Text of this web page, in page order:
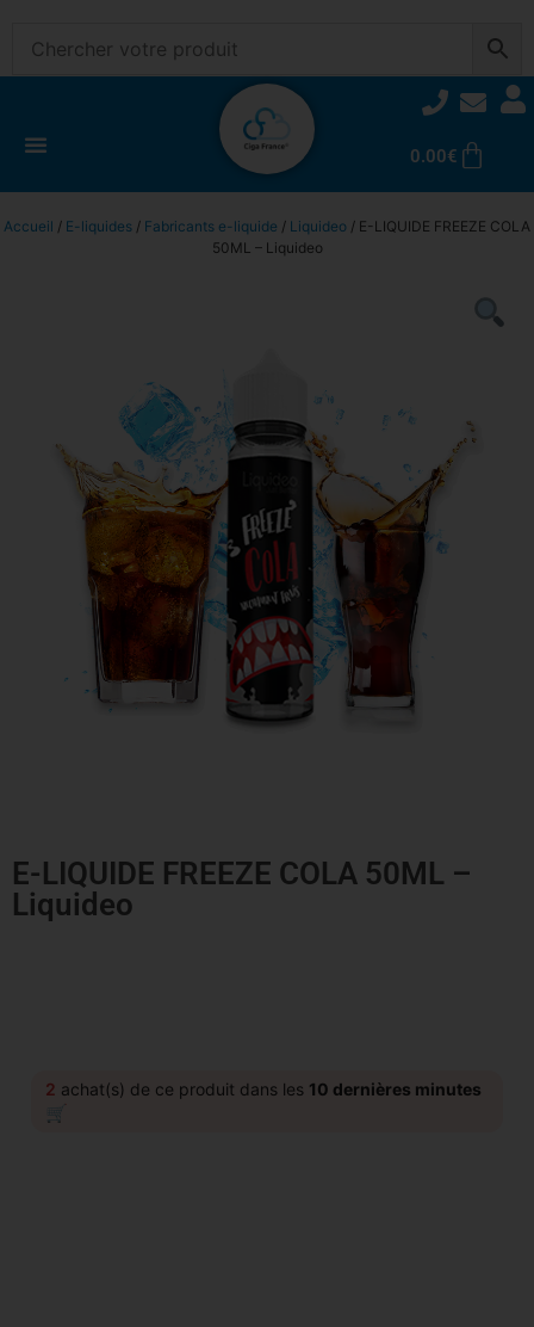
0.00€
Accueil / E-liquides / Fabricants e-liquide / Liquideo / E-LIQUIDE FREEZE COLA
50ML – Liquideo
E-LIQUIDE FREEZE COLA 50ML –
Liquideo
2 achat(s) de ce produit dans les 10 dernières minutes
🛒